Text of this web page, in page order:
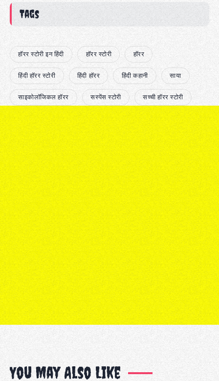
Tags
हॉरर स्टोरी इन हिंदी हॉरर स्टोरी हॉरर
हिंदी हॉरर स्टोरी हिंदी हॉरर हिंदी कहानी साया
साइकोलॉजिकल हॉरर सस्पेंस स्टोरी सच्ची हॉरर स्टोरी
You May Also Like